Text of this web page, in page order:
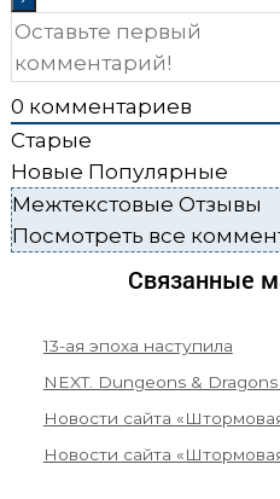
0 комментариев
Старые
Новые Популярные
Межтекстовые Отзывы
Посмотреть все
Связанные
13-ая эпоха наступила
NEXT. Dungeons &
Новости сайта
Новости сайта